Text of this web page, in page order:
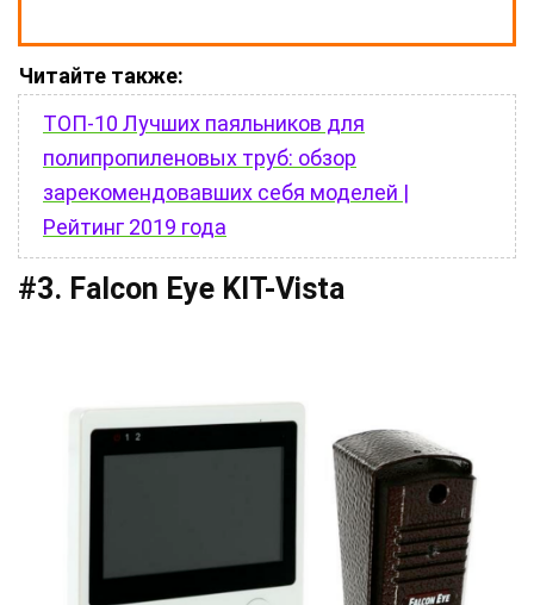
Читайте также:
ТОП-10 Лучших паяльников для
полипропиленовых труб: обзор
зарекомендовавших себя моделей |
Рейтинг 2019 года
#3. Falcon Eye KIT-Vista